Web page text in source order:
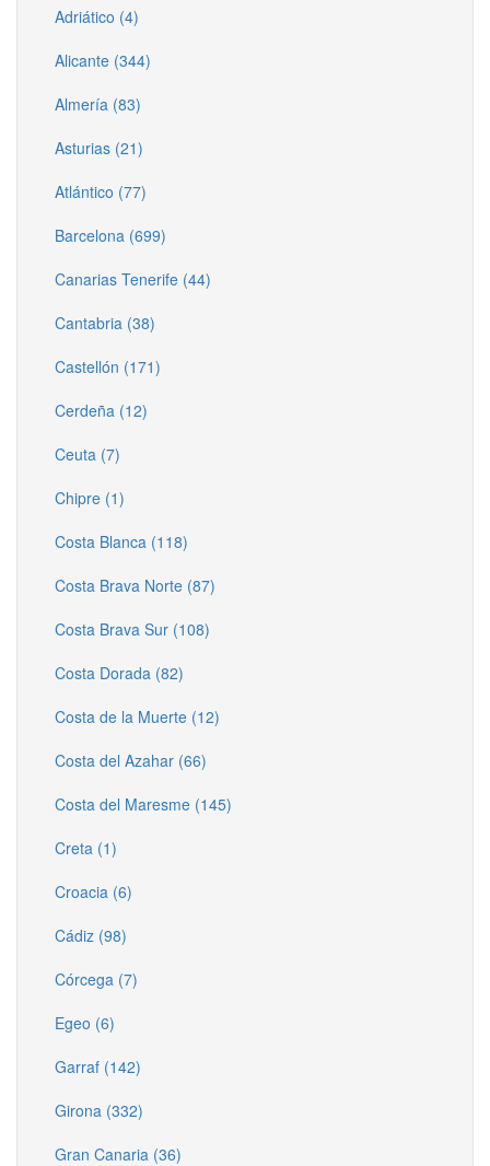
Adriático (4)
Alicante (344)
Almería (83)
Asturias (21)
Atlántico (77)
Barcelona (699)
Canarias Tenerife (44)
Cantabria (38)
Castellón (171)
Cerdeña (12)
Ceuta (7)
Chipre (1)
Costa Blanca (118)
Costa Brava Norte (87)
Costa Brava Sur (108)
Costa Dorada (82)
Costa de la Muerte (12)
Costa del Azahar (66)
Costa del Maresme (145)
Creta (1)
Croacia (6)
Cádiz (98)
Córcega (7)
Egeo (6)
Garraf (142)
Girona (332)
Gran Canaria (36)